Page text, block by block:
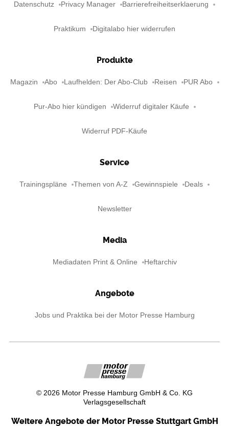
Datenschutz Privacy Manager Barrierefreiheitserklaerung
Praktikum Digitalabo hier widerrufen
Produkte
Magazin Abo Laufhelden: Der Abo-Club Reisen PUR Abo
Pur-Abo hier kündigen Widerruf digitaler Käufe
Widerruf PDF-Käufe
Service
Trainingspläne Themen von A-Z Gewinnspiele Deals
Newsletter
Media
Mediadaten Print & Online Heftarchiv
Angebote
Jobs und Praktika bei der Motor Presse Hamburg
© 2026 Motor Presse Hamburg GmbH & Co. KG
Verlagsgesellschaft
Weitere Angebote der Motor Presse Stuttgart GmbH